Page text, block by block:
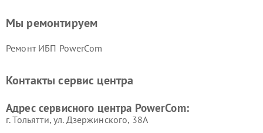
Мы ремонтируем
Ремонт ИБП PowerCom
Контакты сервис центра
Адрес сервисного центра PowerCom:
г. Тольятти, ул. Дзержинского, 38А